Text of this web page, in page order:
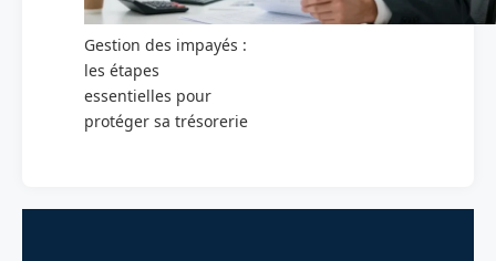
Gestion des impayés :
les étapes
essentielles pour
protéger sa trésorerie